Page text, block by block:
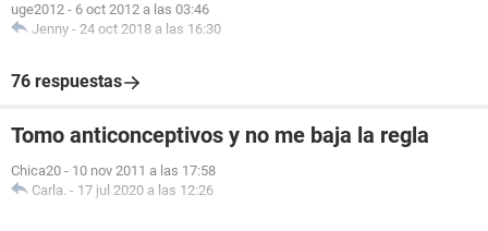
uge2012 - 6 oct 2012 a las 03:46
Jenny - 24 oct 2018 a las 16:30
76 respuestas
Tomo anticonceptivos y no me baja la regla
Chica20 - 10 nov 2011 a las 17:58
Carla. - 17 jul 2020 a las 12:26